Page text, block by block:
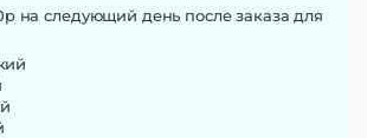
на следующий день после заказа для